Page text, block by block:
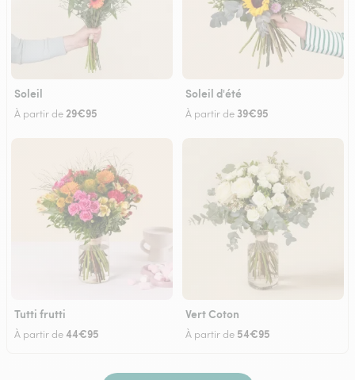
Soleil
À partir de 29€95
Soleil d'été
À partir de 39€95
Tutti frutti
À partir de44€95
Vert Coton
À partir de 54€95